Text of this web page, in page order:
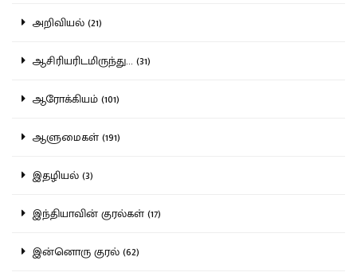
அறிவியல் (21)
ஆசிரியரிடமிருந்து... (31)
ஆரோக்கியம் (101)
ஆளுமைகள் (191)
இதழியல் (3)
இந்தியாவின் குரல்கள் (17)
இன்னொரு குரல் (62)